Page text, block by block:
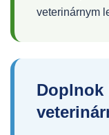
veterinárnym
Doplnok